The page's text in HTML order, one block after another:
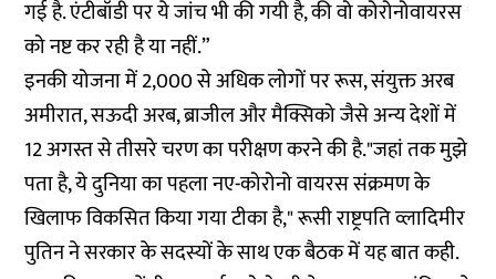
गई है. एंटीबॉडी पर ये जांच भी की गयी है, की वो कोरोनोवायरस
को नष्ट कर रही है या नहीं.”
इनकी योजना में 2,000 से अधिक लोगों पर रूस, संयुक्त अरब
अमीरात, सऊदी अरब, ब्राजील और मैक्सिको जैसे अन्य देशों में
12 अगस्त से तीसरे चरण का परीक्षण करने की है."जहां तक ​​मुझे
पता है, ये दुनिया का पहला नए-कोरोनो वायरस संक्रमण के
खिलाफ विकसित किया गया टीका है," रूसी राष्ट्रपति व्लादिमीर
पुतिन ने सरकार के सदस्यों के साथ एक बैठक में यह बात कही.